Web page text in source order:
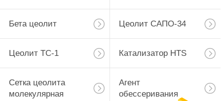
Бета цеолит Цеолит САПО-34
Цеолит ТС-1 Катализатор HTS
Сетка цеолита
молекулярная
Агент
обессеривания